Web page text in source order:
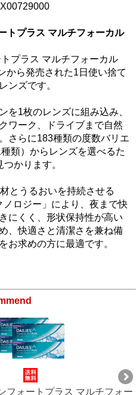
トプラス マルチフォーカル
プラス マルチフォーカル
から発売された1日使い捨て
ンズです。
を1枚のレンズに組み込み、
ワーク、ドライブまで自然
さらに183種類の度数バリエ
類）からレンズを選べるた
かります。
とうるおいを持続させる
ノロジー」により、夜まで快
にくく、形状保持性が高い
、快適さと清潔さを兼ね備
お求めの方に最適です。
トプラス マルチフォーカル